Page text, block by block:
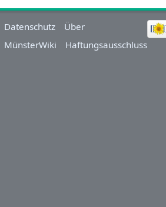
Datenschutz
Über
MünsterWiki
Haftungsausschluss